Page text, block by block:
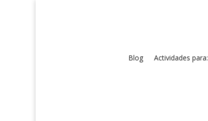
Blog Actividades para: